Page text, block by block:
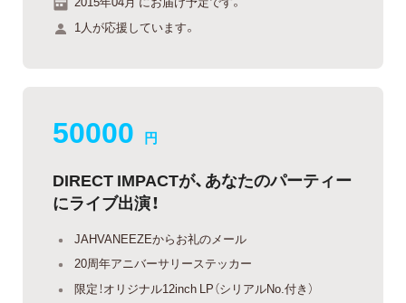
1人が応援しています。
50000 円
DIRECT IMPACTが、あなたのパーティー
にライブ出演！
JAHVANEEZEからお礼のメール
20周年アニバーサリーステッカー
限定！オリジナル12inch LP（シリアルNo.付き）